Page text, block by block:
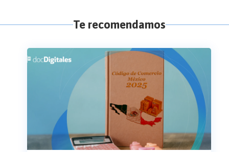
Te recomendamos